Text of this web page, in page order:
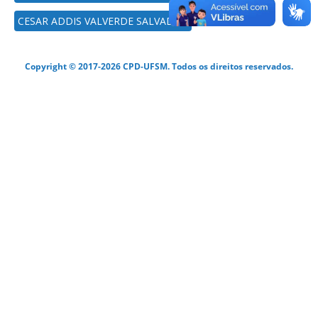
CESAR ADDIS VALVERDE SALVADOR
Copyright © 2017-2026 CPD-UFSM. Todos os direitos reservados.